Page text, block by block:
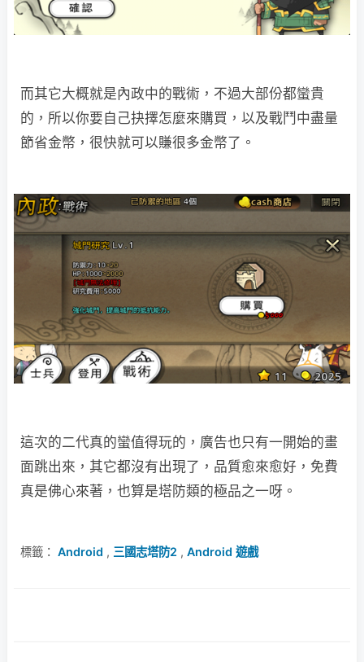
而其它大概就是內政中的戰術，不過大部份都蠻貴
的，所以你要自己抉擇怎麼來購買，以及戰鬥中盡量
節省金幣，很快就可以賺很多金幣了。
這次的二代真的蠻值得玩的，廣告也只有一開始的畫
面跳出來，其它都沒有出現了，品質愈來愈好，免費
真是佛心來著，也算是塔防類的極品之一呀。
標籤： Android , 三國志塔防2 , Android 遊戲